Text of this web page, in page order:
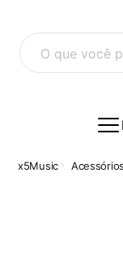
O que você
Acessórios